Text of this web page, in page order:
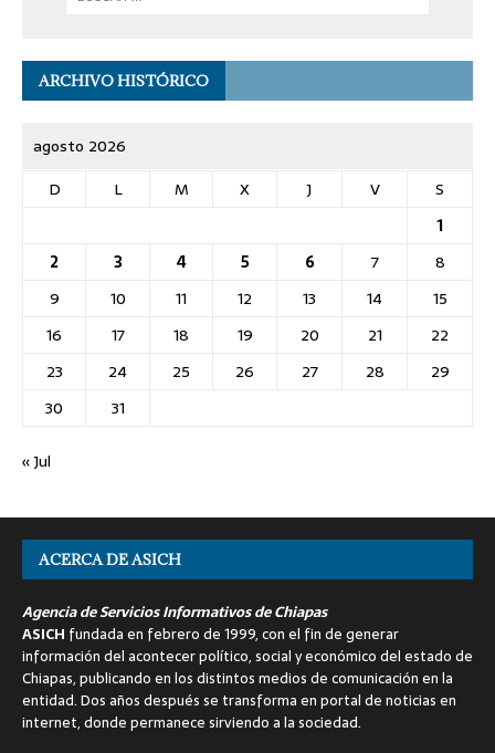
ARCHIVO HISTÓRICO
agosto 2026
D
L M X J V
S
1
2
3 4 5 6 7
8
9
10 11 12 13 14
15
16
17 18 19 20 21
22
23
24 25 26 27 28
29
30
31
« Jul
ACERCA DE ASICH
Agencia de Servicios Informativos de Chiapas
ASICH fundada en febrero de 1999, con el fin de generar
información del acontecer político, social y económico del estado de
Chiapas, publicando en los distintos medios de comunicación en la
entidad. Dos años después se transforma en portal de noticias en
internet, donde permanece sirviendo a la sociedad.